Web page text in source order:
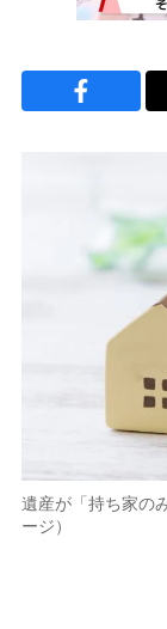
遺産が「持ち家の
ージ）